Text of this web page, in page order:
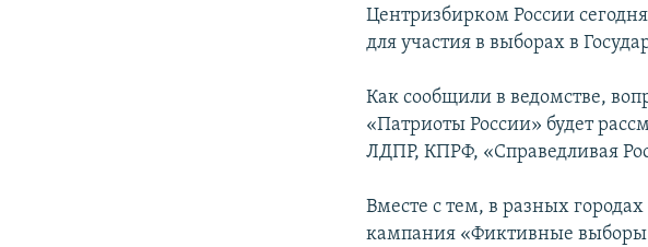
Центризбирком России
для участия в выборах в
Как сообщили в ведомстве,
«Патриоты России» будет
ЛДПР, КПРФ, «Справедливая
Вместе с тем, в разных
кампания «Фиктивные выборы